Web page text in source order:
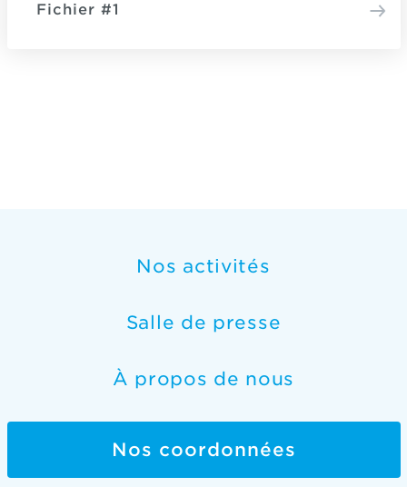
Fichier #1
Nos activités
Salle de presse
À propos de nous
Nos coordonnées